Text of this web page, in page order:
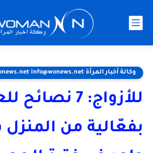
وكالة أخبار المرأة www.wonews.net info@wonews.net
للأزواج: 7
بفعّالية من